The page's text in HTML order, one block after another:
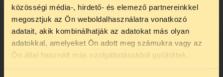
közösségi média-, hirdető- és elemező partnereinkkel
megosztjuk az Ön weboldalhasználatra vonatkozó
adatait, akik kombinálhatják az adatokat más olyan
adatokkal, amelyeket Ön adott meg számukra vagy az
Ön által használt más szolgáltatásokból gyűjtöttek.
TELEFONOS JOGSEGÉLY
SZÜNET!